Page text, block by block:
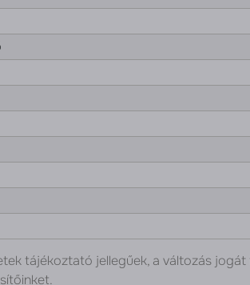
tájékoztató jellegűek, a változás